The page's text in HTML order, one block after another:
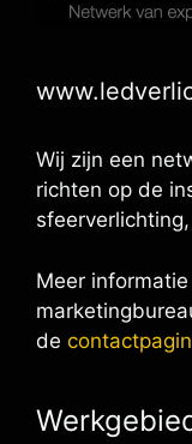
Wij zijn een
richten op de
Meer
de